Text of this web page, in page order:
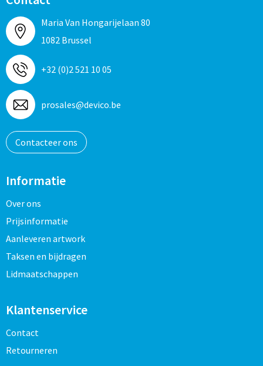
Maria Van Hongarijelaan 80
1082 Brussel
+32 (0)2 521 10 05
prosales@devico.be
Contacteer ons
Informatie
Over ons
Prijsinformatie
Aanleveren artwork
Taksen en bijdragen
Lidmaatschappen
Klantenservice
Contact
Retourneren